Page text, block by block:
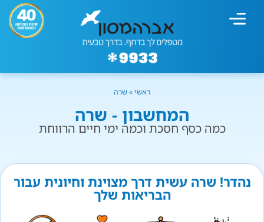
ראשי» שרה
המחשבון - שרה
כמה כסף חסכת וכמה ימי חיים הרווחת
נהדר! שרה עשית דרך מצוינת וחיונית עבור
הבריאות שלך